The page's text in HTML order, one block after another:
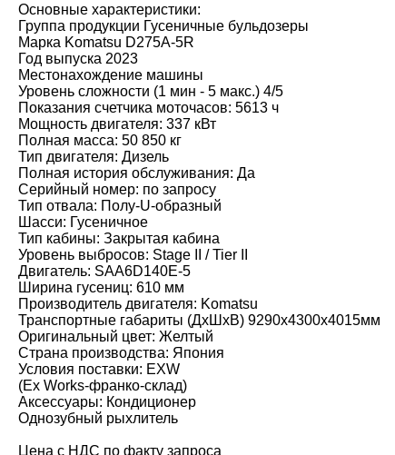
Основные характеристики:
Группа продукции Гусеничные бульдозеры
Марка Komatsu D275A-5R
Год выпуска 2023
Местонахождение машины
Уровень сложности (1 мин - 5 макс.) 4/5
Показания счетчика моточасов: 5613 ч
Мощность двигателя: 337 кВт
Полная масса: 50 850 кг
Тип двигателя: Дизель
Полная история обслуживания: Да
Серийный номер: по запросу
Тип отвала: Полу-U-образный
Шасси: Гусеничное
Тип кабины: Закрытая кабина
Уровень выбросов: Stage II / Tier II
Двигатель: SAA6D140E-5
Ширина гусениц: 610 мм
Производитель двигателя: Komatsu
Транспортные габариты (ДхШхВ) 9290x4300x4015мм
Оригинальный цвет: Желтый
Страна производства: Япония
Условия поставки: EXW
(Ex Works-франко-склад)
Аксессуары: Кондиционер
Однозубный рыхлитель
Цена с НДС по факту запроса